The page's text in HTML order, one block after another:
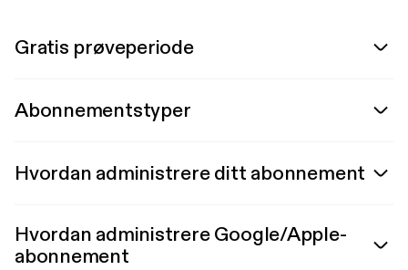
Gratis prøveperiode
Abonnementstyper
Hvordan administrere ditt abonnement
Hvordan administrere Google/Apple-
abonnement